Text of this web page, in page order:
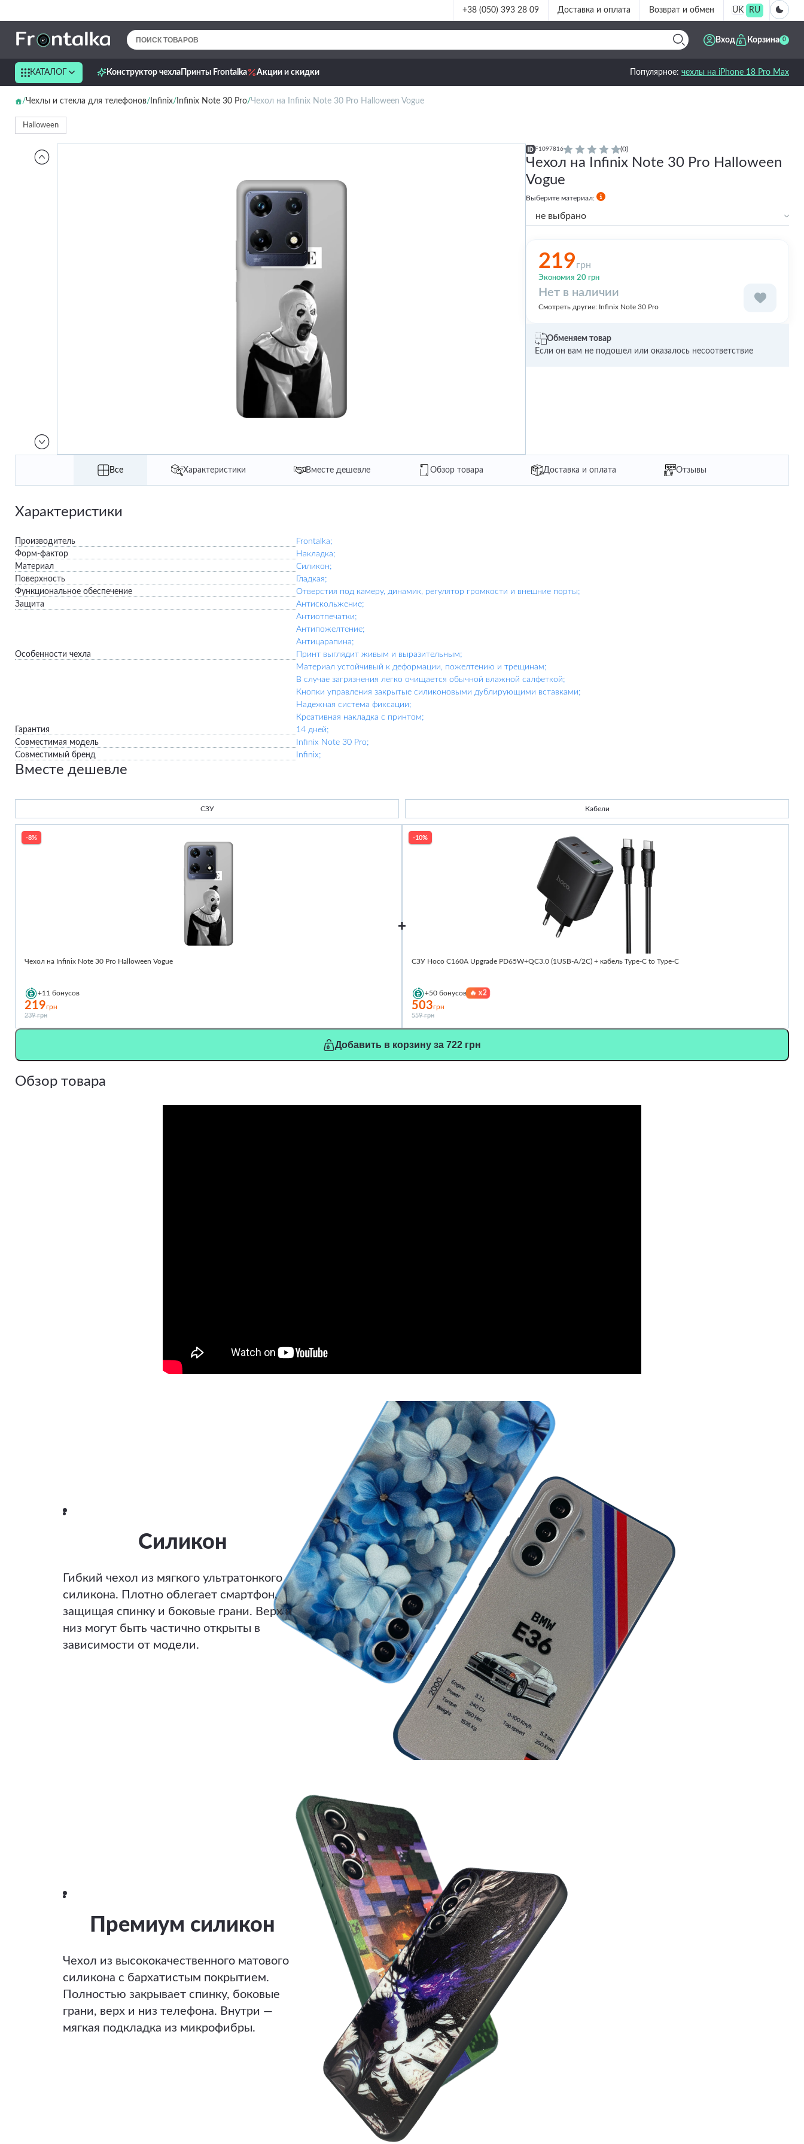
+38 (050) 393 28 09 Доставка и оплата Возврат и обмен UK RU
Вход Корзина 0
КАТАЛОГ Конструктор чехла Принты Frontalka Акции и скидки Популярное: чехлы на iPhone 18 Pro Max
Чехлы и стекла для телефонов Infinix Infinix Note 30 Pro Чехол на Infinix Note 30 Pro Halloween Vogue
Halloween
F1097816 (0)
Чехол на Infinix Note 30 Pro Halloween
Vogue
Выберите материал:
не выбрано
219грн
Экономия 20 грн
Нет в наличии
Смотреть другие: Infinix Note 30 Pro
Обменяем товар
Если он вам не подошел или оказалось несоответствие
Все Характеристики Вместе дешевле Обзор товара Доставка и оплата Отзывы
Характеристики
Производитель
Frontalka;
Форм-фактор
Накладка;
Материал
Силикон;
Поверхность
Гладкая;
Функциональное обеспечение
Отверстия под камеру, динамик, регулятор громкости и внешние порты;
Защита
Антискольжение;
Антиотпечатки;
Антипожелтение;
Антицарапина;
Особенности чехла
Принт выглядит живым и выразительным;
Материал устойчивый к деформации, пожелтению и трещинам;
В случае загрязнения легко очищается обычной влажной салфеткой;
Кнопки управления закрытые силиконовыми дублирующими вставками;
Надежная система фиксации;
Креативная накладка с принтом;
Гарантия
14 дней;
Совместимая модель
Infinix Note 30 Pro;
Совместимый бренд
Infinix;
Вместе дешевле
СЗУ Кабели
-8%
Чехол на Infinix Note 30 Pro Halloween Vogue
+11 бонусов
219грн
239 грн
-10%
СЗУ Hoco C160A Upgrade PD65W+QC3.0 (1USB-A/2C) + кабель Type-C to Type-C
+50 бонусов 🔥x2
503грн
559 грн
Добавить в корзину за 722 грн
Обзор товара
Силикон
Гибкий чехол из мягкого ультратонкого
силикона. Плотно облегает смартфон,
защищая спинку и боковые грани. Верх и
низ могут быть частично открыты в
зависимости от модели.
Премиум силикон
Чехол из высококачественного матового
силикона с бархатистым покрытием.
Полностью закрывает спинку, боковые
грани, верх и низ телефона. Внутри —
мягкая подкладка из микрофибры.